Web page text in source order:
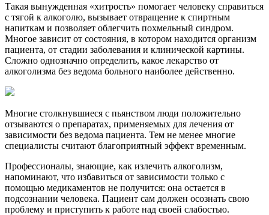
Такая вынужденная «хитрость» помогает человеку справиться
с тягой к алкоголю, вызывает отвращение к спиртным
напиткам и позволяет облегчить похмельный синдром.
Многое зависит от состояния, в котором находится организм
пациента, от стадии заболевания и клинической картины.
Сложно однозначно определить, какое лекарство от
алкоголизма без ведома больного наиболее действенно.
Многие столкнувшиеся с пьянством люди положительно
отзываются о препаратах, применяемых для лечения от
зависимости без ведома пациента. Тем не менее многие
специалисты считают благоприятный эффект временным.
Профессионалы, знающие, как излечить алкоголизм,
напоминают, что избавиться от зависимости только с
помощью медикаментов не получится: она остается в
подсознании человека. Пациент сам должен осознать свою
проблему и приступить к работе над своей слабостью.